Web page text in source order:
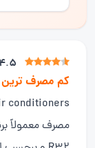
4.5
کم مصرف ترین
مصرف معمولاً